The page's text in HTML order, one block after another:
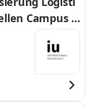
Campus -